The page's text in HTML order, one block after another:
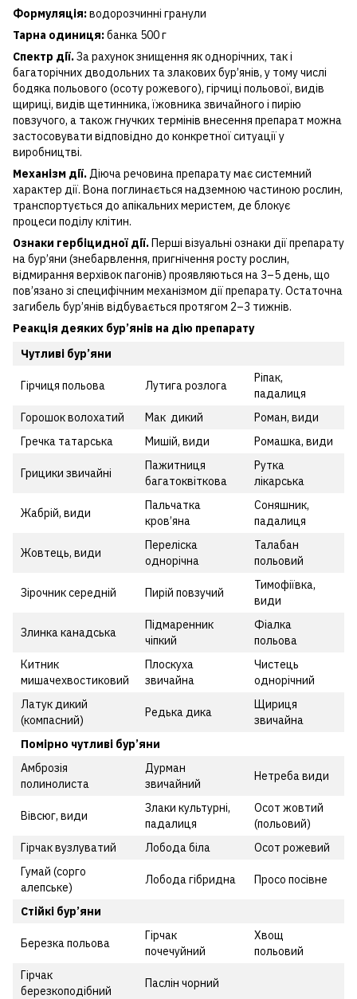
Формуляція:водорозчинні гранули
Тарна одиниця:банка 500 г
Спектр дії.За рахунок знищення як однорічних, так і
багаторічних дводольних та злакових бур’янів, у тому числі
бодяка польового (осоту рожевого), гірчиці польової, видів
щириці, видів щетинника, їжовника звичайного і пирію
повзучого, а також гнучких термінів внесення препарат можна
застосовувати відповідно до конкретної ситуації у
виробництві.
Механізм дії. Діюча речовина препарату має системний
характер дії. Вона поглинається надземною частиною рослин,
транспортується до апікальних меристем, де блокує
процеси поділу клітин.
Ознаки гербіцидної дії.Перші візуальні ознаки дії препарату
на бур’яни (знебарвлення, пригнічення росту рослин,
відмирання верхівок пагонів) проявляються на 3–5 день, що
пов’язано зі специфічним механізмом дії препарату. Остаточна
загибель бур’янів відбувається протягом 2–3 тижнів.
Реакція деяких бур’янів на дію препарату
Чутливі бур’яни
Гірчиця польова Лутига розлога
Ріпак,
падалиця
Горошок волохатий
Мак дикий
Роман, види
Гречка татарська
Мишій, види Ромашка, види
Грицики звичайні
Пажитниця
багатоквіткова
Рутка
лікарська
Жабрій, види
Пальчатка
кров’яна
Соняшник,
падалиця
Жовтець, види
Переліска
однорічна
Талабан
польовий
Зірочник середній Пирій повзучий
Тимофіївка,
види
Злинка канадська
Підмаренник
чіпкий
Фіалка
польова
Китник
мишачехвостиковий
Плоскуха
звичайна
Чистець
однорічний
Латук дикий
(компасний)
Редька дика
Щириця
звичайна
Помірно чутливі бур’яни
Амброзія
полинолиста
Дурман
звичайний
Нетреба види
Вівсюг, види
Злаки культурні,
падалиця
Осот жовтий
(польовий)
Гірчак вузлуватий
Лобода біла
Осот рожевий
Гумай (сорго
алепське)
Лобода гібридна Просо посівне
Стійкі бур’яни
Березка польова
Гірчак
почечуйний
Хвощ
польовий
Гірчак
березкоподібний
Паслін чорний